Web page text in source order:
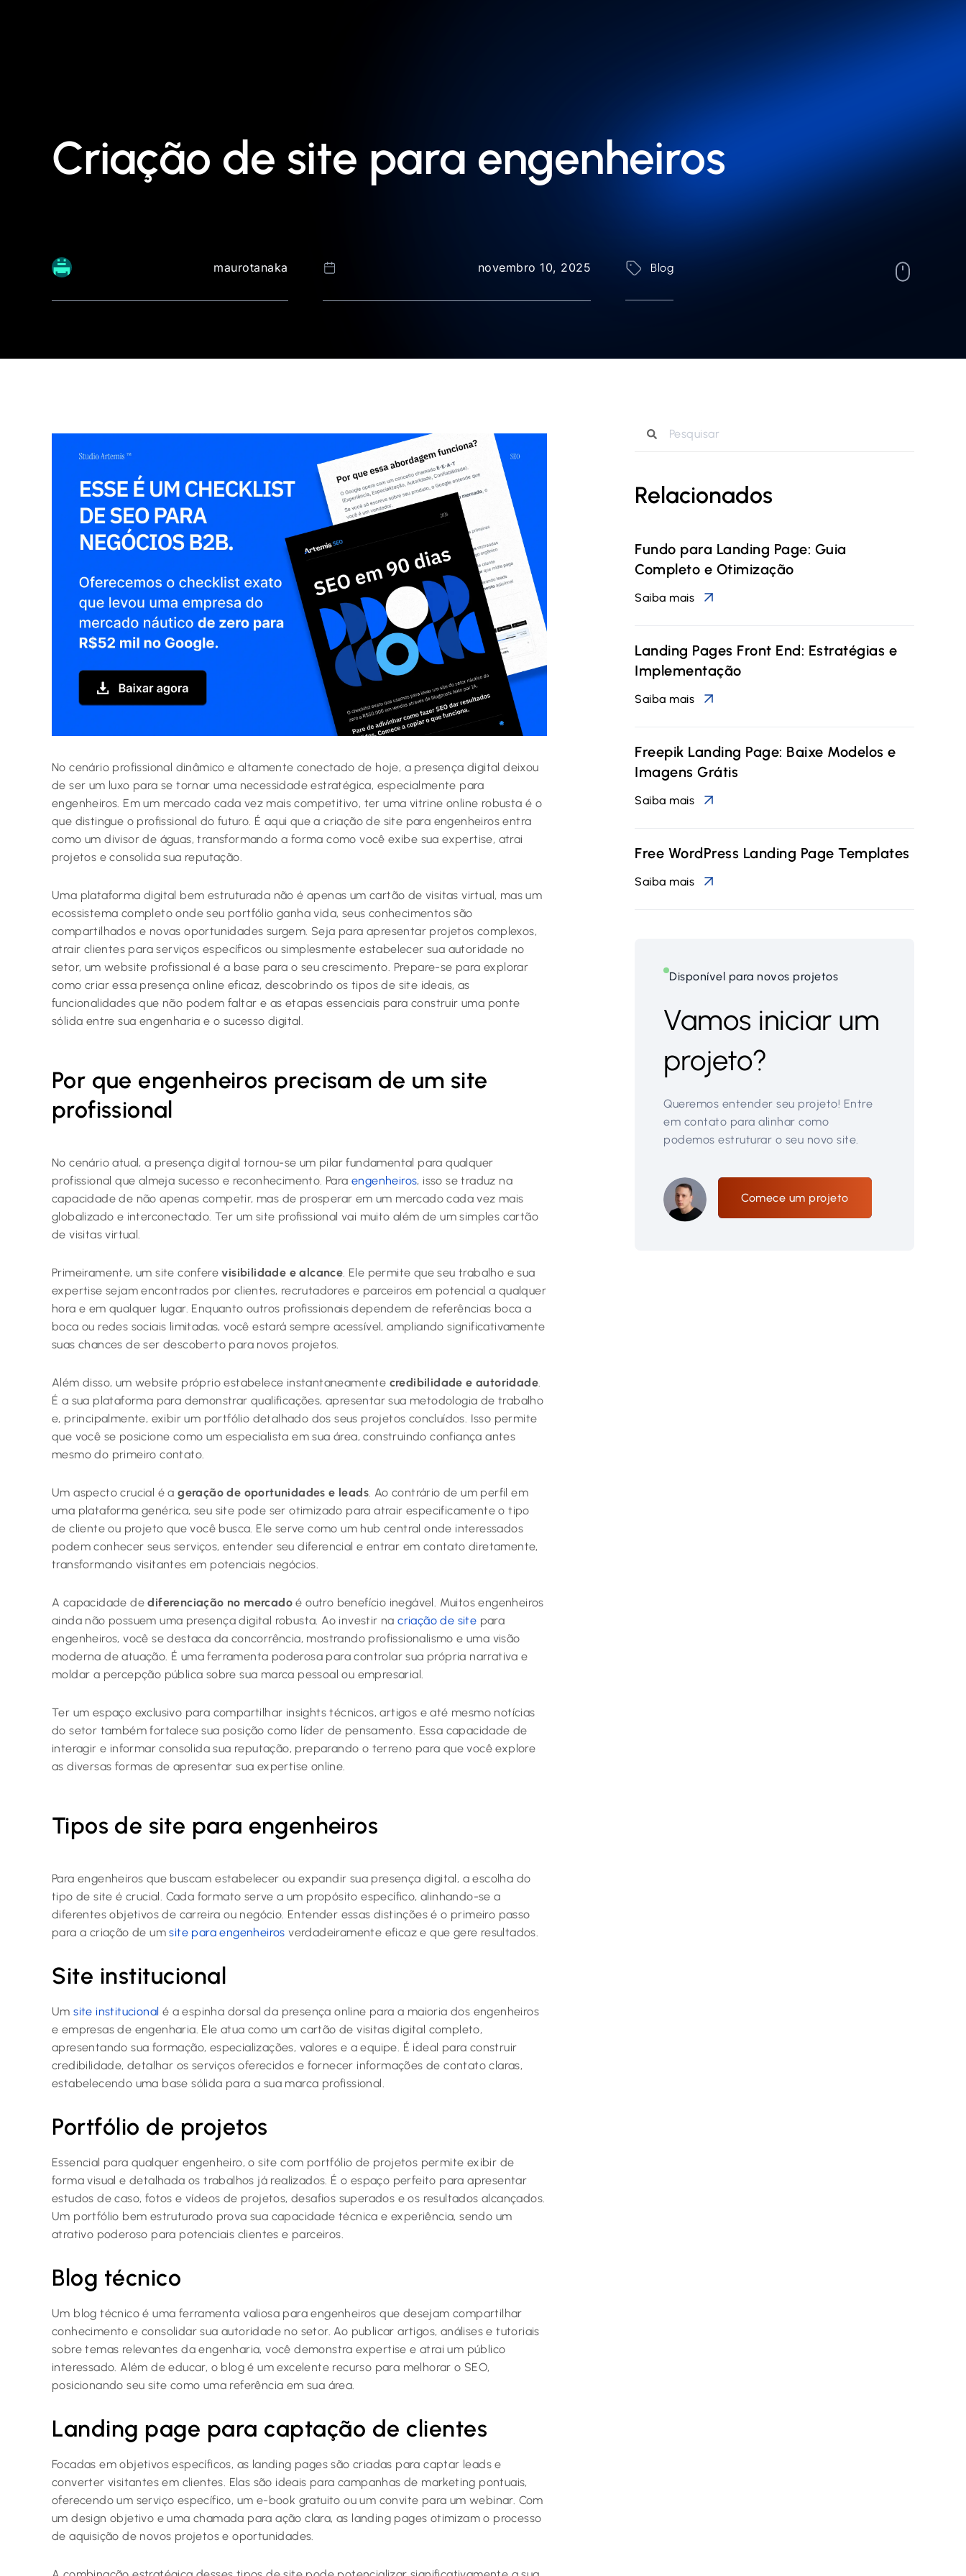
Criação de site para engenheiros
maurotanaka novembro 10, 2025 Blog
No cenário profissional dinâmico e altamente conectado de hoje, a presença digital deixou
de ser um luxo para se tornar uma necessidade estratégica, especialmente para
engenheiros. Em um mercado cada vez mais competitivo, ter uma vitrine online robusta é o
que distingue o profissional do futuro. É aqui que a criação de site para engenheiros entra
como um divisor de águas, transformando a forma como você exibe sua expertise, atrai
projetos e consolida sua reputação.
Uma plataforma digital bem estruturada não é apenas um cartão de visitas virtual, mas um
ecossistema completo onde seu portfólio ganha vida, seus conhecimentos são
compartilhados e novas oportunidades surgem. Seja para apresentar projetos complexos,
atrair clientes para serviços específicos ou simplesmente estabelecer sua autoridade no
setor, um website profissional é a base para o seu crescimento. Prepare-se para explorar
como criar essa presença online eficaz, descobrindo os tipos de site ideais, as
funcionalidades que não podem faltar e as etapas essenciais para construir uma ponte
sólida entre sua engenharia e o sucesso digital.
Por que engenheiros precisam de um site
profissional
No cenário atual, a presença digital tornou-se um pilar fundamental para qualquer
profissional que almeja sucesso e reconhecimento. Para engenheiros, isso se traduz na
capacidade de não apenas competir, mas de prosperar em um mercado cada vez mais
globalizado e interconectado. Ter um site profissional vai muito além de um simples cartão
de visitas virtual.
Primeiramente, um site conferevisibilidade e alcance. Ele permite que seu trabalho e sua
expertise sejam encontrados por clientes, recrutadores e parceiros em potencial a qualquer
hora e em qualquer lugar. Enquanto outros profissionais dependem de referências boca a
boca ou redes sociais limitadas, você estará sempre acessível, ampliando significativamente
suas chances de ser descoberto para novos projetos.
Além disso, um website próprio estabelece instantaneamente credibilidade e autoridade.
É a sua plataforma para demonstrar qualificações, apresentar sua metodologia de trabalho
e, principalmente, exibir um portfólio detalhado dos seus projetos concluídos. Isso permite
que você se posicione como um especialista em sua área, construindo confiança antes
mesmo do primeiro contato.
Um aspecto crucial é ageração de oportunidades e leads. Ao contrário de um perfil em
uma plataforma genérica, seu site pode ser otimizado para atrair especificamente o tipo
de cliente ou projeto que você busca. Ele serve como um hub central onde interessados
podem conhecer seus serviços, entender seu diferencial e entrar em contato diretamente,
transformando visitantes em potenciais negócios.
A capacidade dediferenciação no mercado é outro benefício inegável. Muitos engenheiros
ainda não possuem uma presença digital robusta. Ao investir nacriação de site para
engenheiros, você se destaca da concorrência, mostrando profissionalismo e uma visão
moderna de atuação. É uma ferramenta poderosa para controlar sua própria narrativa e
moldar a percepção pública sobre sua marca pessoal ou empresarial.
Ter um espaço exclusivo para compartilhar insights técnicos, artigos e até mesmo notícias
do setor também fortalece sua posição como líder de pensamento. Essa capacidade de
interagir e informar consolida sua reputação, preparando o terreno para que você explore
as diversas formas de apresentar sua expertise online.
Tipos de site para engenheiros
Para engenheiros que buscam estabelecer ou expandir sua presença digital, a escolha do
tipo de site é crucial. Cada formato serve a um propósito específico, alinhando-se a
diferentes objetivos de carreira ou negócio. Entender essas distinções é o primeiro passo
para a criação de umsite para engenheiros verdadeiramente eficaz e que gere resultados.
Site institucional
Umsite institucional é a espinha dorsal da presença online para a maioria dos engenheiros
e empresas de engenharia. Ele atua como um cartão de visitas digital completo,
apresentando sua formação, especializações, valores e a equipe. É ideal para construir
credibilidade, detalhar os serviços oferecidos e fornecer informações de contato claras,
estabelecendo uma base sólida para a sua marca profissional.
Portfólio de projetos
Essencial para qualquer engenheiro, o site com portfólio de projetos permite exibir de
forma visual e detalhada os trabalhos já realizados. É o espaço perfeito para apresentar
estudos de caso, fotos e vídeos de projetos, desafios superados e os resultados alcançados.
Um portfólio bem estruturado prova sua capacidade técnica e experiência, sendo um
atrativo poderoso para potenciais clientes e parceiros.
Blog técnico
Um blog técnico é uma ferramenta valiosa para engenheiros que desejam compartilhar
conhecimento e consolidar sua autoridade no setor. Ao publicar artigos, análises e tutoriais
sobre temas relevantes da engenharia, você demonstra expertise e atrai um público
interessado. Além de educar, o blog é um excelente recurso para melhorar o SEO,
posicionando seu site como uma referência em sua área.
Landing page para captação de clientes
Focadas em objetivos específicos, as landing pages são criadas para captar leads e
converter visitantes em clientes. Elas são ideais para campanhas de marketing pontuais,
oferecendo um serviço específico, um e-book gratuito ou um convite para um webinar. Com
um design objetivo e uma chamada para ação clara, as landing pages otimizam o processo
de aquisição de novos projetos e oportunidades.
Relacionados
Fundo para Landing Page: Guia
Completo e Otimização
Saiba mais
Landing Pages Front End: Estratégias e
Implementação
Saiba mais
Freepik Landing Page: Baixe Modelos e
Imagens Grátis
Saiba mais
Free WordPress Landing Page Templates
Saiba mais
Disponível para novos projetos
Vamos iniciar um
projeto?
Queremos entender seu projeto! Entre
em contato para alinhar como
podemos estruturar o seu novo site.
Comece um projeto